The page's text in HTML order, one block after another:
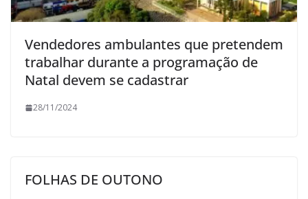
Vendedores ambulantes que pretendem
trabalhar durante a programação de
Natal devem se cadastrar
28/11/2024
FOLHAS DE OUTONO